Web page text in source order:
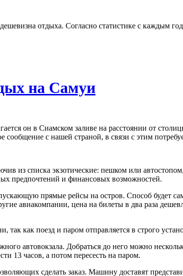
отдыха. Согласно статистике с каждым
на Самуи
он в Сиамском заливе на расстоянии от
сообщение с нашей страной, в связи с этим
из списка экзотические: пешком или
предпочтений и финансовых возможностей.
прямые рейсы на остров. Способ будет
авиакомпании, цена на билеты в два раза
как поезд и паром отправляется в строго
автовокзала. Добраться до него можно
13 часов, а потом пересесть на паром.
сделать заказ. Машину доставят